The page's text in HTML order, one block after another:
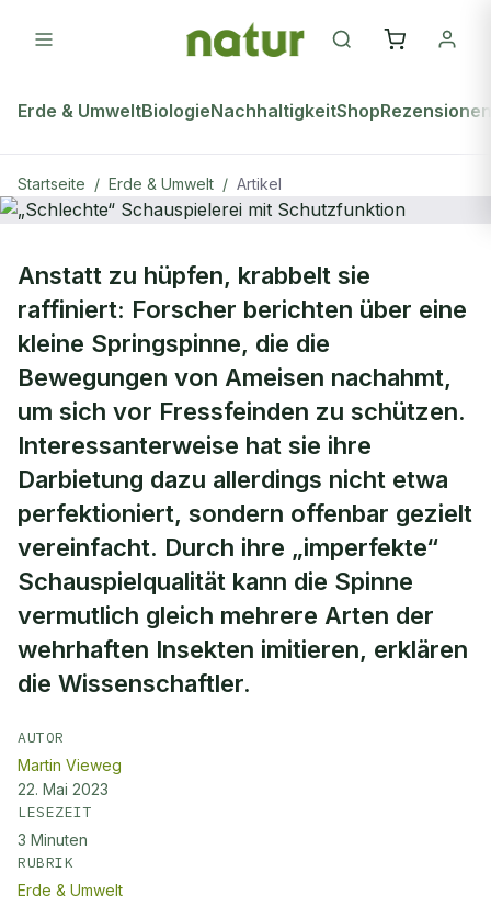
Erde & UmweltBiologieNachhaltigkeitShopRezensionen
Startseite / Erde & Umwelt / Artikel
„Schlechte“ Schauspielerei mit
Schutzfunktion
Anstatt zu hüpfen, krabbelt sie
raffiniert: Forscher berichten über eine
kleine Springspinne, die die
Bewegungen von Ameisen nachahmt,
um sich vor Fressfeinden zu schützen.
Interessanterweise hat sie ihre
Darbietung dazu allerdings nicht etwa
perfektioniert, sondern offenbar gezielt
vereinfacht. Durch ihre „imperfekte“
Schauspielqualität kann die Spinne
vermutlich gleich mehrere Arten der
wehrhaften Insekten imitieren, erklären
die Wissenschaftler.
AUTOR
Martin Vieweg
22. Mai 2023
LESEZEIT
3 Minuten
RUBRIK
Erde & Umwelt